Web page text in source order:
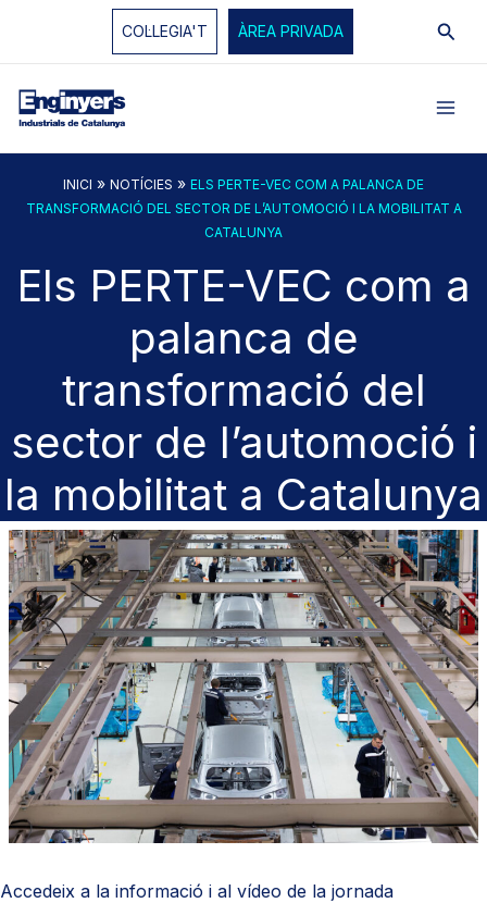
COL·LEGIA'T ÀREA PRIVADA
INICI » NOTÍCIES » ELS PERTE-VEC COM A PALANCA DE
TRANSFORMACIÓ DEL SECTOR DE L’AUTOMOCIÓ I LA MOBILITAT A
CATALUNYA
Els PERTE-VEC com a
palanca de
transformació del
sector de l’automoció i
la mobilitat a Catalunya
Accedeix a la informació i al vídeo de la jornada